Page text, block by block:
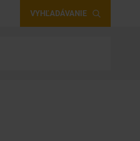
VYHĽADÁVANIE